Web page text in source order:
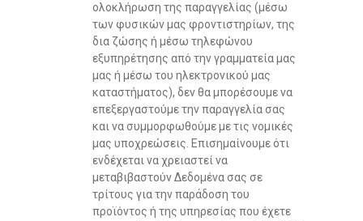
ολοκλήρωση της παραγγελίας (μέσω
των φυσικών μας φροντιστηρίων, της
δια ζώσης ή μέσω τηλεφώνου
εξυπηρέτησης από την γραμματεία μας
μας ή μέσω του ηλεκτρονικού μας
καταστήματος), δεν θα μπορέσουμε να
επεξεργαστούμε την παραγγελία σας
και να συμμορφωθούμε με τις νομικές
μας υποχρεώσεις. Επισημαίνουμε ότι
ενδέχεται να χρειαστεί να
μεταβιβαστούν Δεδομένα σας σε
τρίτους για την παράδοση του
προϊόντος ή της υπηρεσίας που έχετε